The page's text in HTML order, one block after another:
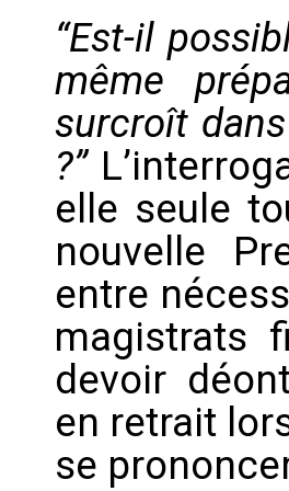
“Est-il
même
surcroît
?”
elle seule
nouvelle
entre
magistrats
devoir
en retrait
se